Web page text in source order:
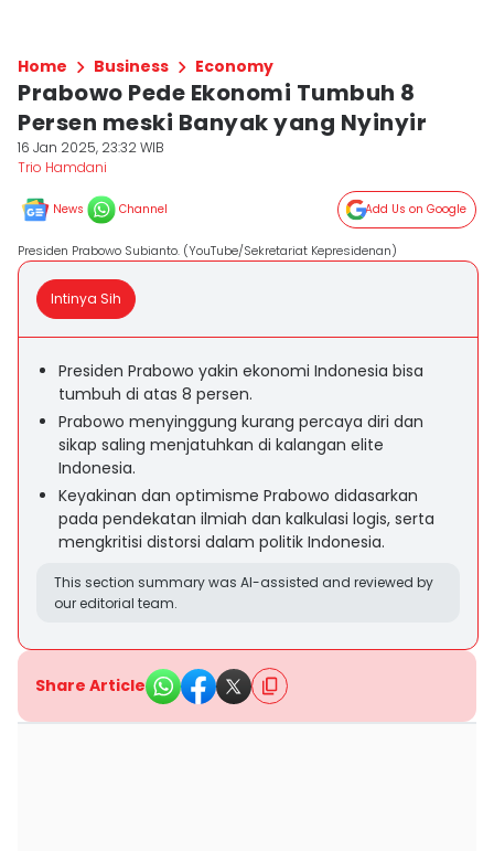
Home Business Economy
Prabowo Pede Ekonomi Tumbuh 8
Persen meski Banyak yang Nyinyir
16 Jan 2025, 23:32 WIB
Trio Hamdani
News Channel Add Us on Google
Presiden Prabowo Subianto. (YouTube/Sekretariat Kepresidenan)
Intinya Sih
Presiden Prabowo yakin ekonomi Indonesia bisa
tumbuh di atas 8 persen.
Prabowo menyinggung kurang percaya diri dan
sikap saling menjatuhkan di kalangan elite
Indonesia.
Keyakinan dan optimisme Prabowo didasarkan
pada pendekatan ilmiah dan kalkulasi logis, serta
mengkritisi distorsi dalam politik Indonesia.
This section summary was AI-assisted and reviewed by
our editorial team.
Share Article